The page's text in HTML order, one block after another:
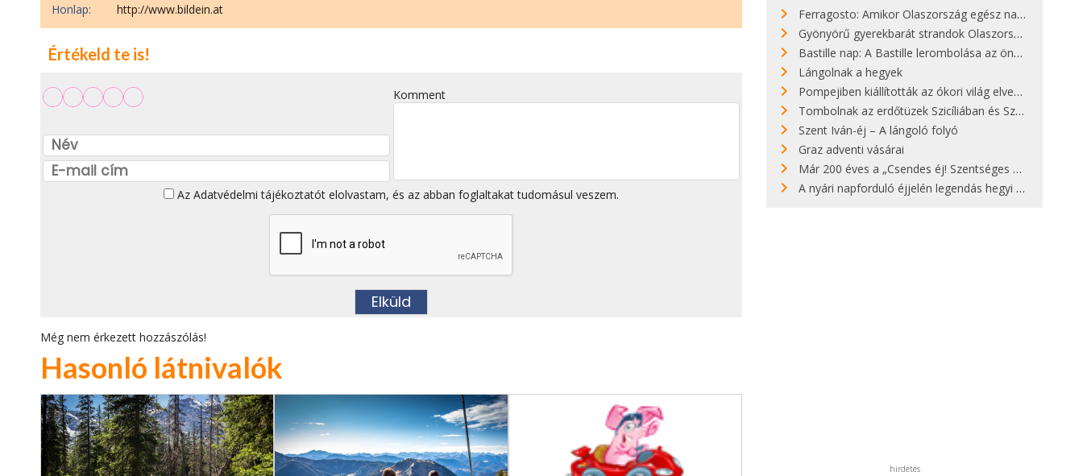
Honlap:
http://www.bildein.at
Értékeld te is!
Komment
Az Adatvédelmi tájékoztatót elolvastam, és az abban foglaltakat tudomásul veszem.
Még nem érkezett hozzászólás!
Hasonló látnivalók
Ferragosto: Amikor Olaszország egész nap nyaral
Gyönyörű gyerekbarát strandok Olaszországban - megmutatjuk a 15 legjobbat
Bastille nap: A Bastille lerombolása az önkényuralom végét jelentette
Lángolnak a hegyek
Pompejiben kiállították az ókori világ elveszett híres szobrának másolatát
Tombolnak az erdőtüzek Szicíliában és Szardínián
Szent Iván-éj – A lángoló folyó
Graz adventi vásárai
Már 200 éves a „Csendes éj! Szentséges éj!”
A nyári napforduló éjjelén legendás hegyi tüzek világítják meg Zugspitzét
hirdetés